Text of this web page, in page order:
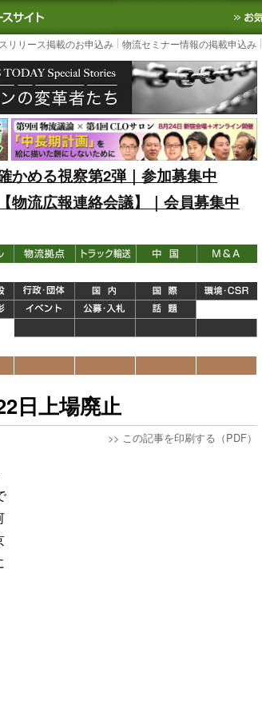
国内最大の物流ニュースサイト3PL, SCMなど国内外
リリース掲載のお申込み 物流セミナー情報の掲載申込み
かめる視察第2弾｜参加募集中
物流広報連絡会議】｜会員募集中
日上場廃止
>> この記事を印刷する（PDF）